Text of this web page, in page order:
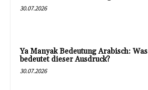
30.07.2026
Ya Manyak Bedeutung Arabisch: Was
bedeutet dieser Ausdruck?
30.07.2026